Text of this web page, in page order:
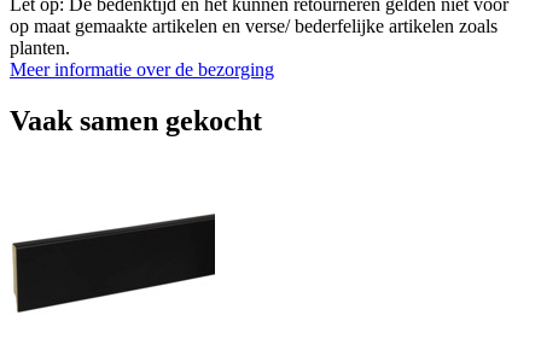
op maat gemaakte artikelen en verse/ bederfelijke artikelen zoals
planten.
Meer informatie over de bezorging
Vaak samen gekocht